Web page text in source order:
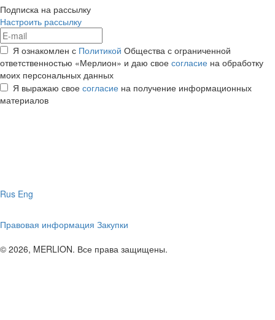
Подписка на рассылку
Настроить рассылку
Я ознакомлен с Политикой Общества с ограниченной
ответственностью «Мерлион» и даю свое согласие на обработку
моих персональных данных
Я выражаю свое согласие на получение информационных
материалов
Rus Eng
Правовая информация Закупки
© 2026, MERLION. Все права защищены.